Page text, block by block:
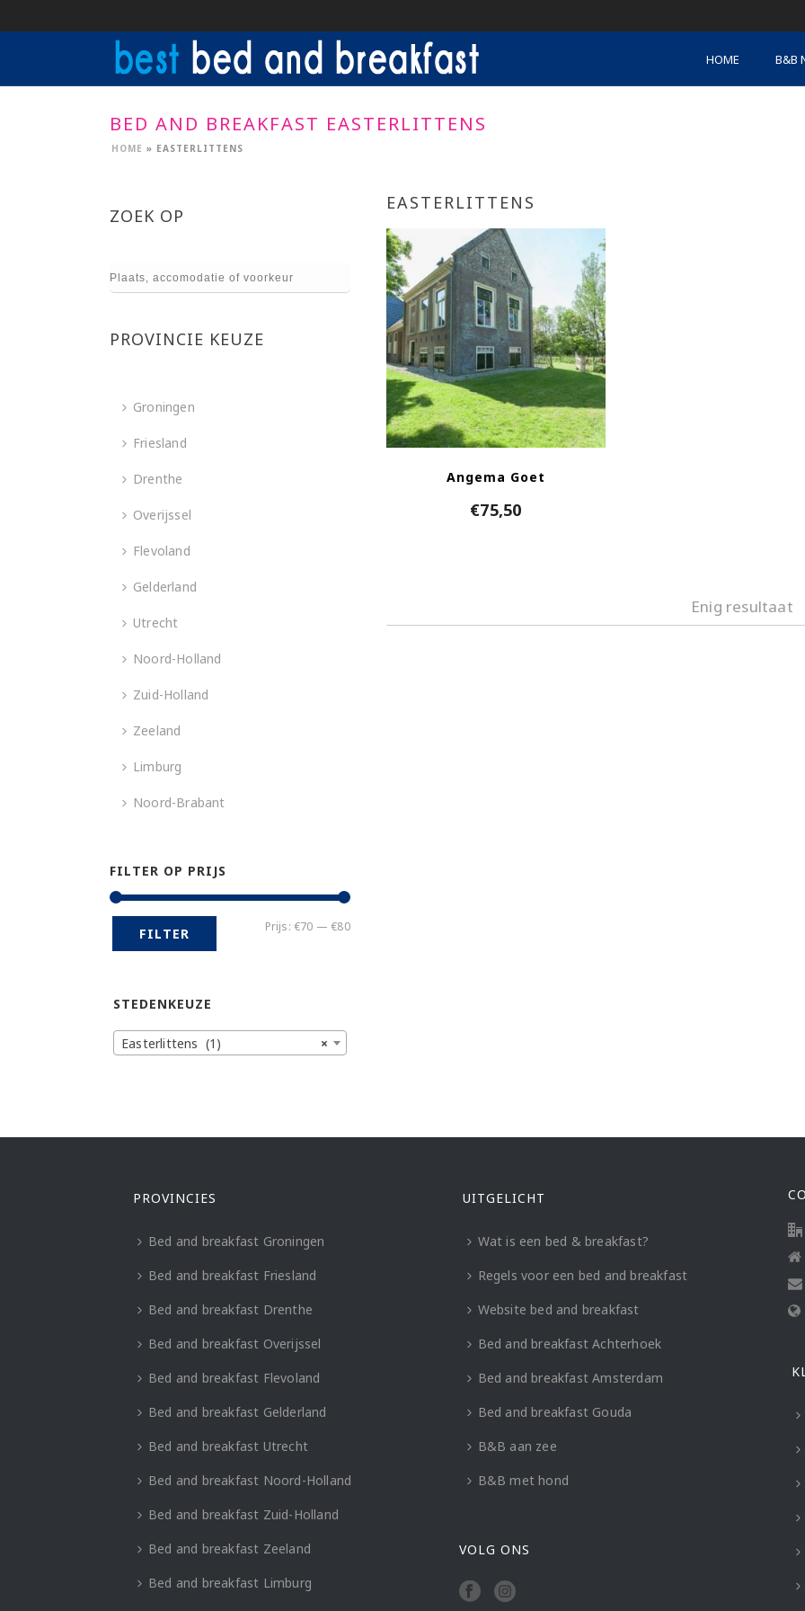
HOME B&B
BED AND BREAKFAST EASTERLITTENS
HOME » EASTERLITTENS
EASTERLITTENS
Angema Goet
€75,50
Enig resultaat
ZOEK OP
PROVINCIE KEUZE
Groningen
Friesland
Drenthe
Overijssel
Flevoland
Gelderland
Utrecht
Noord-Holland
Zuid-Holland
Zeeland
Limburg
Noord-Brabant
FILTER OP PRIJS
Min.
Max.
FILTER Prijs: €70 —€80
STEDENKEUZE
×
Easterlittens (1)
PROVINCIES
Bed and breakfast Groningen
Bed and breakfast Friesland
Bed and breakfast Drenthe
Bed and breakfast Overijssel
Bed and breakfast Flevoland
Bed and breakfast Gelderland
Bed and breakfast Utrecht
Bed and breakfast Noord-Holland
Bed and breakfast Zuid-Holland
Bed and breakfast Zeeland
Bed and breakfast Limburg
UITGELICHT
Wat is een bed & breakfast?
Regels voor een bed and breakfast
Website bed and breakfast
Bed and breakfast Achterhoek
Bed and breakfast Amsterdam
Bed and breakfast Gouda
B&B aan zee
B&B met hond
VOLG ONS